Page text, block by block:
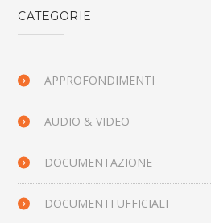
CATEGORIE
APPROFONDIMENTI
AUDIO & VIDEO
DOCUMENTAZIONE
DOCUMENTI UFFICIALI